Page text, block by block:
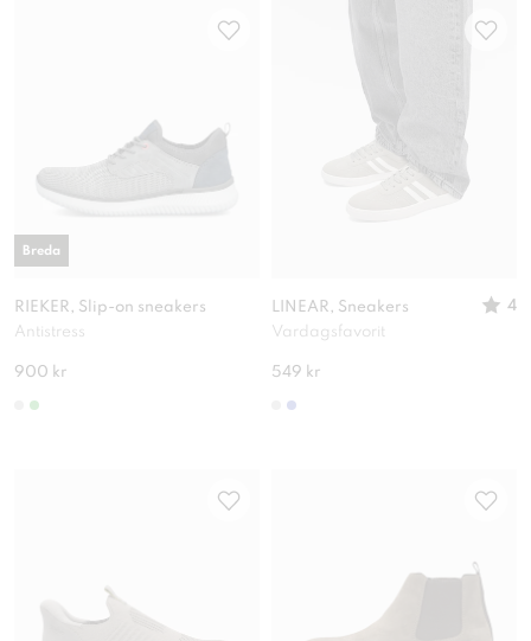
RIEKER, Slip-on sneakers
Antistress
900 kr
Breda
LINEAR, Sneakers
4
Vardagsfavorit
549 kr